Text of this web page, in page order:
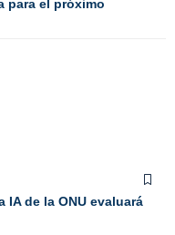
para el próximo
IA de la ONU evaluará